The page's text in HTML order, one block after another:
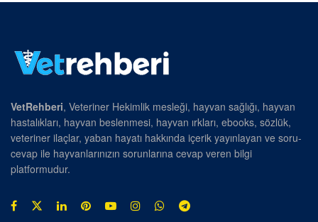
VetRehberi, Veteriner Hekimlik mesleği, hayvan sağlığı, hayvan
hastalıkları, hayvan beslenmesi, hayvan ırkları, ebooks, sözlük,
veteriner ilaçlar, yaban hayatı hakkında içerik yayınlayan ve soru-
cevap ile hayvanlarınızın sorunlarına cevap veren bilgi
platformudur.